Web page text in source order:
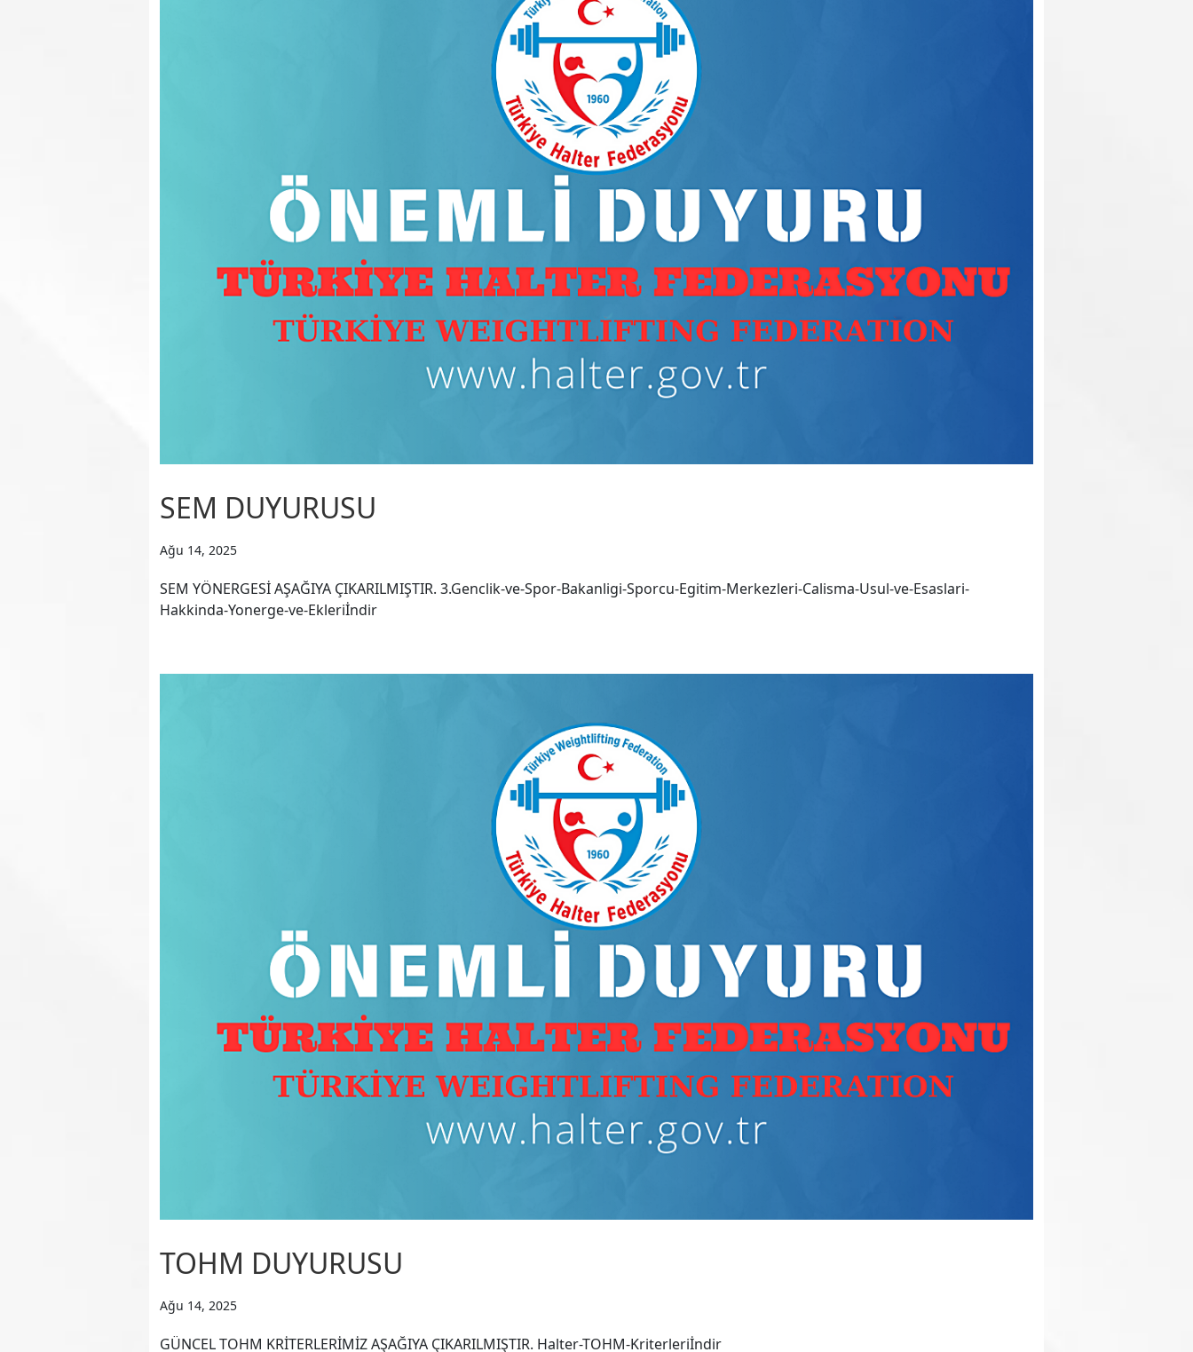
SEM DUYURUSU
Ağu 14, 2025
SEM YÖNERGESİ AŞAĞIYA ÇIKARILMIŞTIR. 3.Genclik-ve-Spor-Bakanligi-Sporcu-Egitim-Merkezleri-Calisma-Usul-ve-Esaslari-
Hakkinda-Yonerge-ve-Ekleriİndir
TOHM DUYURUSU
Ağu 14, 2025
GÜNCEL TOHM KRİTERLERİMİZ AŞAĞIYA ÇIKARILMIŞTIR. Halter-TOHM-Kriterleriİndir